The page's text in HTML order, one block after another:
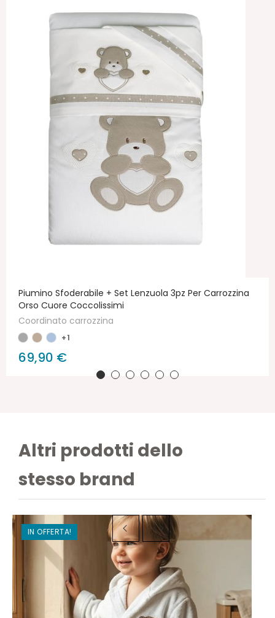
Piumino Sfoderabile + Set Lenzuola 3pz Per Carrozzina
Orso Cuore Coccolissimi
Coordinato carrozzina
+1
69,90 €
Altri prodotti dello
stesso brand
IN OFFERTA!